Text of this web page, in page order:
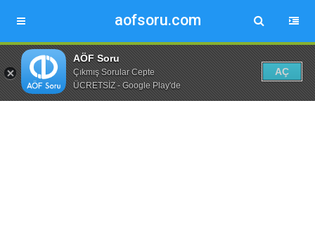
aofsoru.com
AÖF Soru
Çıkmış Sorular Cepte
ÜCRETSİZ - Google Play'de
AÇ